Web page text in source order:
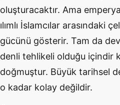
oluşturacaktır. Ama
ılımlı İslamcılar arasındaki
gücünü gösterir. Tam da
denli tehlikeli olduğu içindir
doğmuştur. Büyük tarihsel
o kadar kolay değildir.